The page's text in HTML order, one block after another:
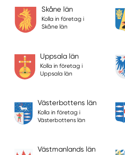
Skåne län
Kolla in företag i
Skåne län
Uppsala län
Kolla in företag i
Uppsala län
Västerbottens län
Kolla in företag i
Västerbottens län
Västmanlands län